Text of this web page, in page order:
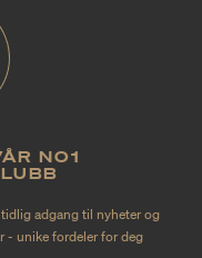
NO1
adgang til nyheter og
- unike fordeler for deg